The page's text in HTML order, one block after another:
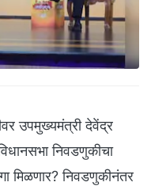
उपमुख्यमंत्री देवेंद्र
निवडणुकीचा
मिळणार? निवडणुकीनंतर